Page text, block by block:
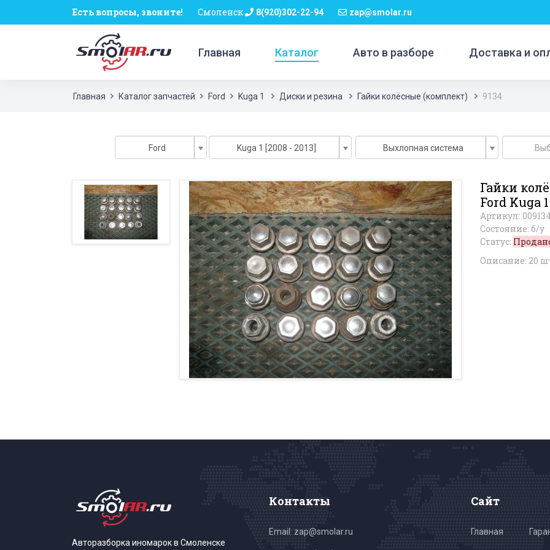
Есть вопросы, звоните! Смоленск 8(920)302-22-94 zap@smolar.ru
Главная Каталог Авто в разборе Доставка и
Главная Каталог запчастей Ford Kuga 1 Диски и резина Гайки колёсные (комплект) 9134
Ford Kuga 1 [2008 - 2013] Выхлопная система
Гайки
Ford Kuga 1
Артикул:
Состояние: б/у
Статус:
Описание: 20
Авторазборка иномарок в Смоленске
Контакты
Email: zap@smolar.ru
Сайт
Главная